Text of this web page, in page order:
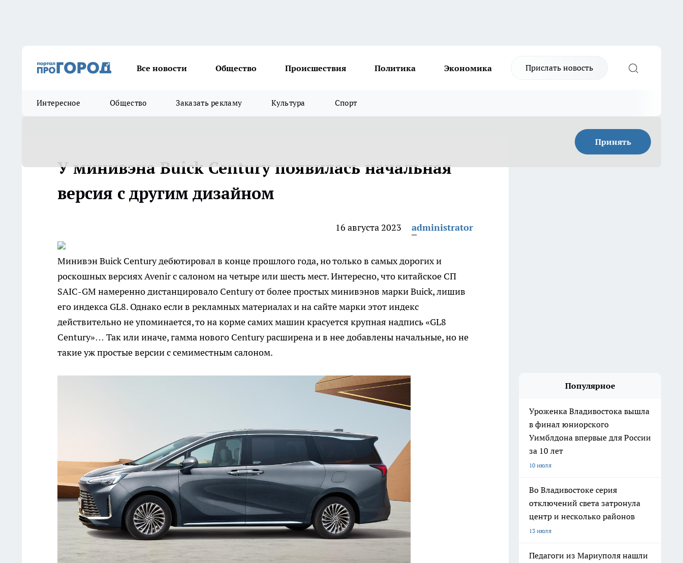
Все новости Общество Происшествия Политика Экономика Прислать новость
Интересное Общество Заказать рекламу Культура Спорт
Принять
У минивэна Buick Century появилась начальная
версия с другим дизайном
16 августа 2023 administrator
Минивэн Buick Century дебютировал в конце прошлого года, но только в самых дорогих и
роскошных версиях Avenir с салоном на четыре или шесть мест. Интересно, что китайское СП
SAIC-GM намеренно дистанцировало Century от более простых минивэнов марки Buick, лишив
его индекса GL8. Однако если в рекламных материалах и на сайте марки этот индекс
действительно не упоминается, то на корме самих машин красуется крупная надпись «GL8
Century»… Так или иначе, гамма нового Century расширена и в нее добавлены начальные, но не
такие уж простые версии с семиместным салоном.
Популярное
Уроженка Владивостока вышла
в финал юниорского
Уимблдона впервые для России
за 10 лет
10 июля
Во Владивостоке серия
отключений света затронула
центр и несколько районов
13 июля
Педагоги из Мариуполя нашли